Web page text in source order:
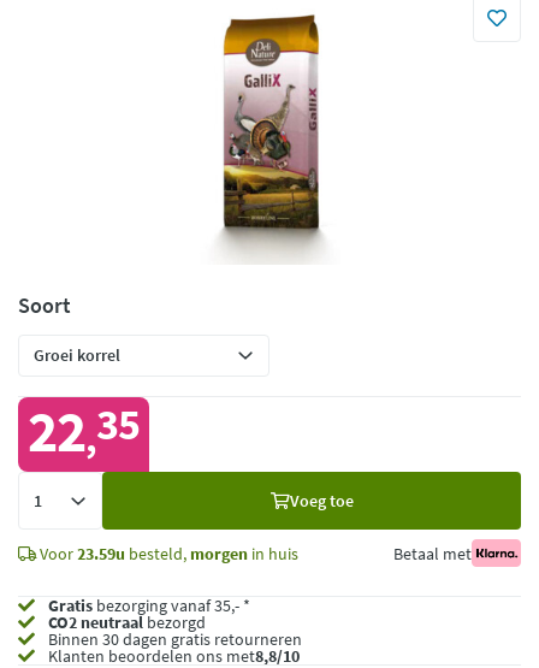
Soort
22,35
Voeg toe
Voor23.59u besteld, morgen in huis Betaal met
Gratis bezorging vanaf 35,- *
CO2 neutraalbezorgd
Binnen 30 dagen gratis retourneren
Klanten beoordelen ons met8,8/10